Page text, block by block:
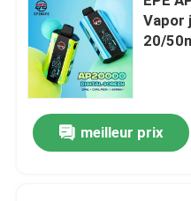
Produits
Vidéos
A propos de nous
Vapor
20/
meilleur prix